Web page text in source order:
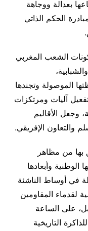
بعدالة ووجاهة
الحكم الذاتي
الشعب المغربي
الموصولة وتجندها
آليات ومرتكزات
وجعل الأقاليم
والتعاون الإفريقي.
بها من مظاهر
الوطنية وأبعادها
في أوساط الناشئة
لقدماء المقاومين
على الساعة
التاريخية